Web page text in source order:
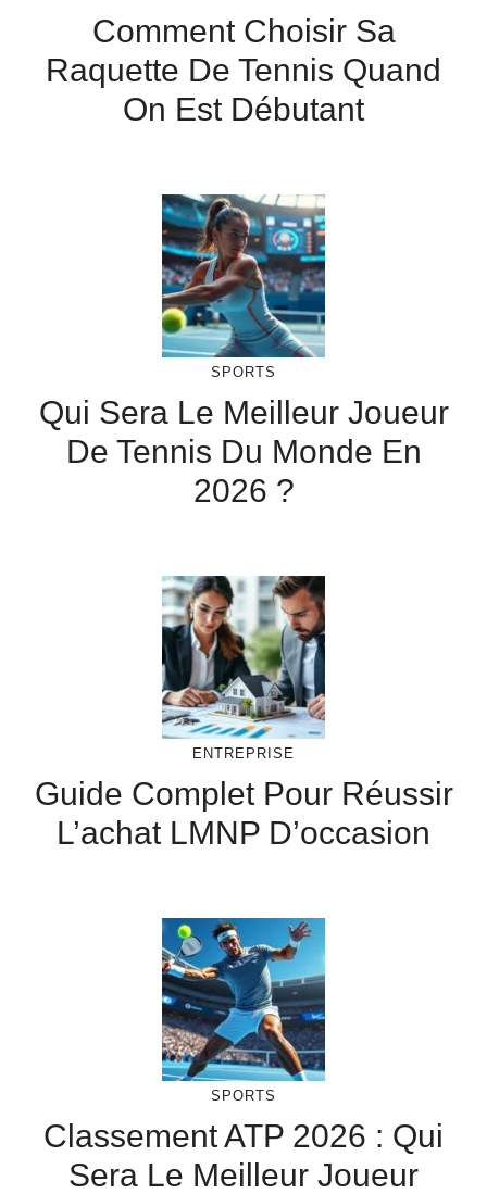
Comment Choisir Sa
Raquette De Tennis Quand
On Est Débutant
SPORTS
Qui Sera Le Meilleur Joueur
De Tennis Du Monde En
2026 ?
ENTREPRISE
Guide Complet Pour Réussir
L’achat LMNP D’occasion
SPORTS
Classement ATP 2026 : Qui
Sera Le Meilleur Joueur